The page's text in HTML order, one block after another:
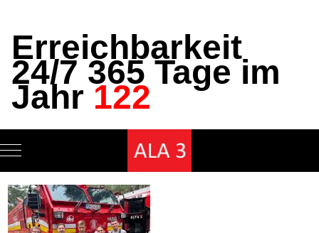
Erreichbarkeit
24/7 365 Tage im
Jahr122
Mobile Menu Toggle